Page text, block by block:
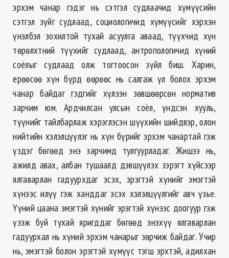
эрхэм чанар гэдэг нь сэтгэл судлаачид хүмүүсийн
сэтгэл зүйг судлаад, социологичид хүмүүсийг хэрхэн
үнэлбэл зохилтой тухай асуулга аваад, түүхчид хүн
төрөлхтний түүхийг судлаад, антропологичид хүний
соёлыг судлаад олж тогтоосон зүйл биш. Харин,
ерөөсөө хүн бүрд өөрөөс нь салгаж үл болох эрхэм
чанар байдаг гэдгийг хүлээн зөвшөөрсөн норматив
зарчим юм. Ардчилсан улсын соёл, үндсэн хууль,
түүнийг тайлбарлаж хэрэглэсэн шүүхийн шийдвэр, олон
нийтийн хэлэлцүүлэг нь хүн бүрийг эрхэм чанартай гэж
үздэг бөгөөд энэ зарчимд тулгуурладаг. Жишээ нь,
ажилд авах, албан тушаалд дэвшүүлэх зэрэгт хүйсээр
ялгаварлан гадуурхдаг эсэх, эрэгтэй хүнийг эмэгтэй
хүнээс илүү гэж ханддаг эсэх хэлэлцүүлгийг авч үзье.
Үүний цаана эмэгтэй хүнийг эрэгтэй хүнээс доогуур гэж
үзэж буй тухай яригддаг бөгөөд энэхүү ялгаварлан
гадуурхал нь хүний эрхэм чанарыг зөрчиж байдаг. Учир
нь, эмэгтэй болон эрэгтэй хүмүүс тэгш эрхтэй, адилхан